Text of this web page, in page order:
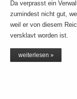
Da verprasst ein
zumindest nicht gut,
weil er von diesem
versklavt worden ist.
weiterlesen »